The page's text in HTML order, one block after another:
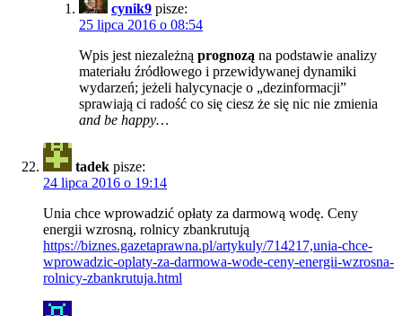
cynik9 pisze:
25 lipca 2016 o 08:54
Wpis jest niezależną prognozą na podstawie analizy
materiału źródłowego i przewidywanej dynamiki
wydarzeń; jeżeli halycynacje o „dezinformacji”
sprawiają ci radość co się ciesz że się nic nie zmienia
and be happy…
tadek pisze:
24 lipca 2016 o 19:14
Unia chce wprowadzić opłaty za darmową wodę. Ceny
energii wzrosną, rolnicy zbankrutują
https://biznes.gazetaprawna.pl/artykuly/714217,unia-chce-
wprowadzic-oplaty-za-darmowa-wode-ceny-energii-wzrosna-
rolnicy-zbankrutuja.html